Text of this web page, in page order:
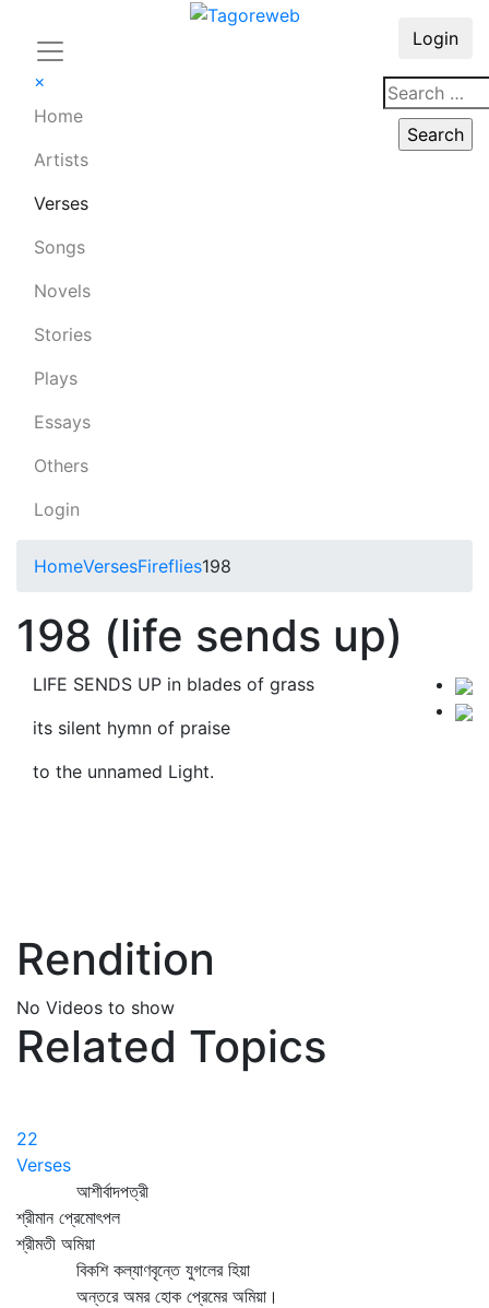
×
Home
Artists
Verses
Songs
Novels
Stories
Plays
Essays
Others
Login
Login
HomeVersesFireflies198
198 (life sends up)
LIFE SENDS UP in blades of grass
its silent hymn of praise
to the unnamed Light.
Rendition
No Videos to show
Related Topics
22
Verses
আশীর্বাদপত্রী
শ্রীমান প্রেমোৎপল
শ্রীমতী অমিয়া
বিকশি কল্যাণবৃন্তে যুগলের হিয়া
অন্তরে অমর হোক প্রেমের অমিয়া।